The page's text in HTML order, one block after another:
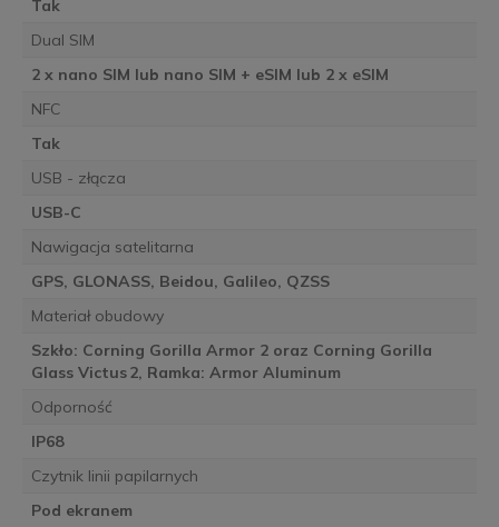
Tak
Dual SIM
2 x nano SIM lub nano SIM + eSIM lub 2 x eSIM
NFC
Tak
USB - złącza
USB-C
Nawigacja satelitarna
GPS, GLONASS, Beidou, Galileo, QZSS
Materiał obudowy
Szkło: Corning Gorilla Armor 2 oraz Corning Gorilla
Glass Victus 2, Ramka: Armor Aluminum
Odporność
IP68
Czytnik linii papilarnych
Pod ekranem